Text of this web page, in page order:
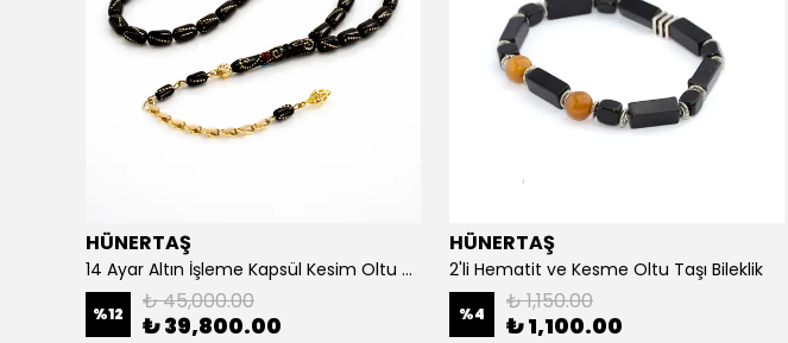
HÜNERTAŞ
14 Ayar Altın İşleme Kapsül Kesim Oltu Taşı Tespih
%12 ₺ 45,000.00
₺ 39,800.00
HÜNERTAŞ
2'li Hematit ve Kesme Oltu Taşı Bileklik
%4 ₺ 1,150.00
₺ 1,100.00